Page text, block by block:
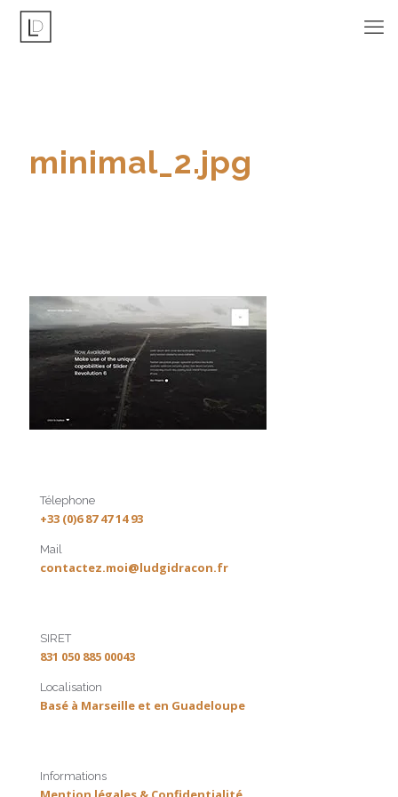
minimal_2.jpg
Télephone
+33 (0)6 87 47 14 93
Mail
contactez.moi@ludgidracon.fr
SIRET
831 050 885 00043
Localisation
Basé à Marseille et en Guadeloupe
Informations